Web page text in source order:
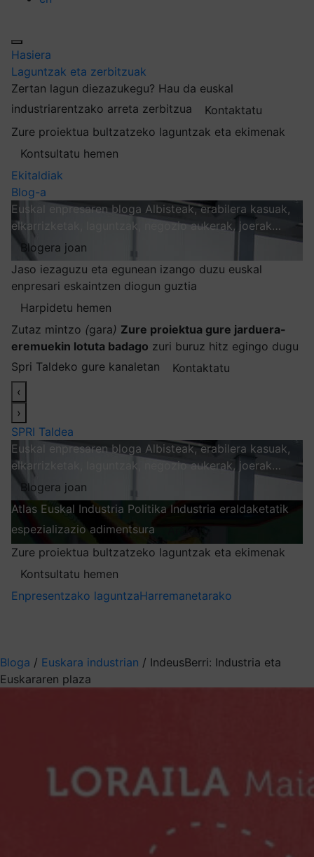
Hasiera
Laguntzak eta zerbitzuak
Zertan lagun diezazukegu? Hau da euskal
industriarentzako arreta zerbitzua
Kontaktatu
Zure proiektua bultzatzeko laguntzak eta ekimenak
Kontsultatu hemen
Ekitaldiak
Blog-a
Euskal enpresaren bloga Albisteak, erabilera kasuak,
elkarrizketak, laguntzak, negozio aukerak, joerak…
Blogera joan
Jaso iezaguzu eta egunean izango duzu euskal
enpresari eskaintzen diogun guztia
Harpidetu hemen
Zutaz mintzo (gara) Zure proiektua gure jarduera-
eremuekin lotuta badago zuri buruz hitz egingo dugu
Spri Taldeko gure kanaletan
Kontaktatu
‹
›
SPRI Taldea
Euskal enpresaren bloga Albisteak, erabilera kasuak,
elkarrizketak, laguntzak, negozio aukerak, joerak…
Blogera joan
Atlas Euskal Industria Politika Industria eraldaketatik
espezializazio adimentsura
Zure proiektua bultzatzeko laguntzak eta ekimenak
Kontsultatu hemen
Enpresentzako laguntzaHarremanetarako
Bloga / Euskara industrian / IndeusBerri: Industria eta
Euskararen plaza